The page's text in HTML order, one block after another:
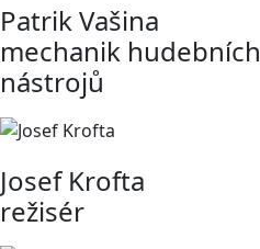
Patrik Vašina
mechanik hudebních
nástrojů
Josef Krofta
režisér